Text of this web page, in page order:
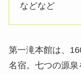
などなど
第一滝本館は、
名宿。七つの源